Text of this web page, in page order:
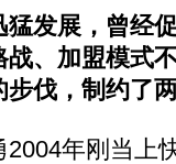
发展，曾经
、加盟模式
伐，制约了
年刚当上